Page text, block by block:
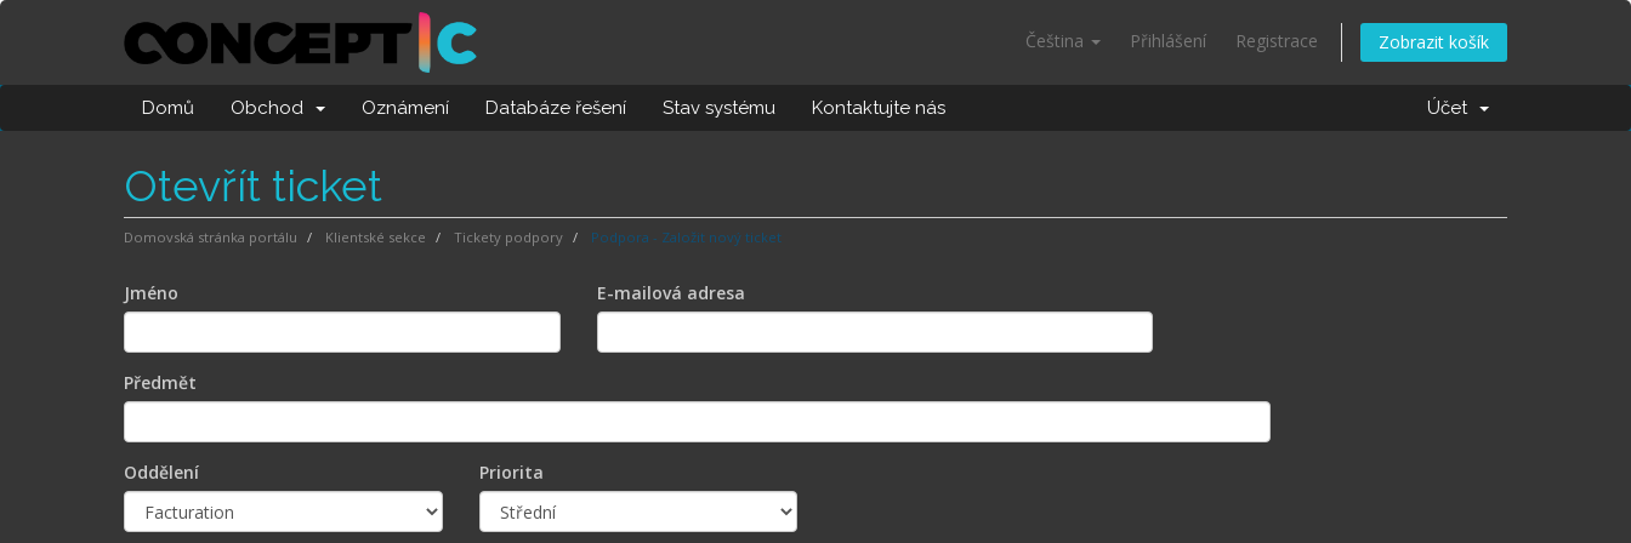
Čeština Přihlášení Registrace Zobrazit košík
Domů Obchod Oznámení Databáze řešení Stav systému Kontaktujte nás Účet
Otevřít ticket
Domovská stránka portálu Klientské sekce Tickety podpory Podpora - Založit nový ticket
Jméno E-mailová adresa
Předmět
Oddělení Priorita